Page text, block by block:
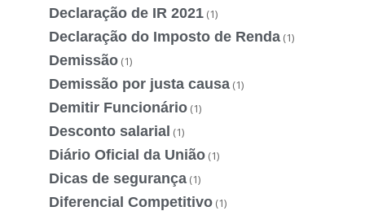
Declaração de IR 2021 (1)
Declaração do Imposto de Renda (1)
Demissão (1)
Demissão por justa causa (1)
Demitir Funcionário (1)
Desconto salarial (1)
Diário Oficial da União (1)
Dicas de segurança (1)
Diferencial Competitivo (1)